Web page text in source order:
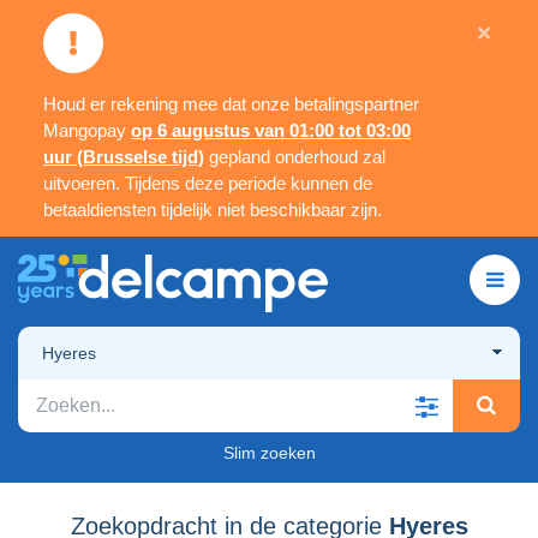
Houd er rekening mee dat onze betalingspartner
Mangopay op 6 augustus van 01:00 tot 03:00
uur (Brusselse tijd) gepland onderhoud zal
uitvoeren. Tijdens deze periode kunnen de
betaaldiensten tijdelijk niet beschikbaar zijn.
×
Hyeres
Slim zoeken
Zoekopdracht in de categorie Hyeres